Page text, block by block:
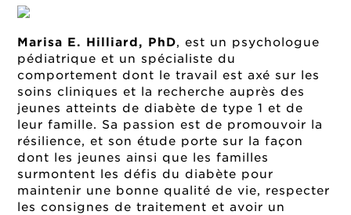
Marisa E. Hilliard, PhD, est un psychologue
pédiatrique et un spécialiste du
comportement dont le travail est axé sur les
soins cliniques et la recherche auprès des
jeunes atteints de diabète de type 1 et de
leur famille. Sa passion est de promouvoir la
résilience, et son étude porte sur la façon
dont les jeunes ainsi que les familles
surmontent les défis du diabète pour
maintenir une bonne qualité de vie, respecter
les consignes de traitement et avoir un